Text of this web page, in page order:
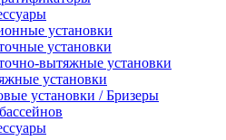
установки
установки
вытяжные установки
установки
установки / Бризеры